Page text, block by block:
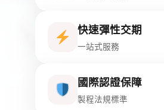
快速彈性交期
一站式服務
國際認證保障
製程法規標準